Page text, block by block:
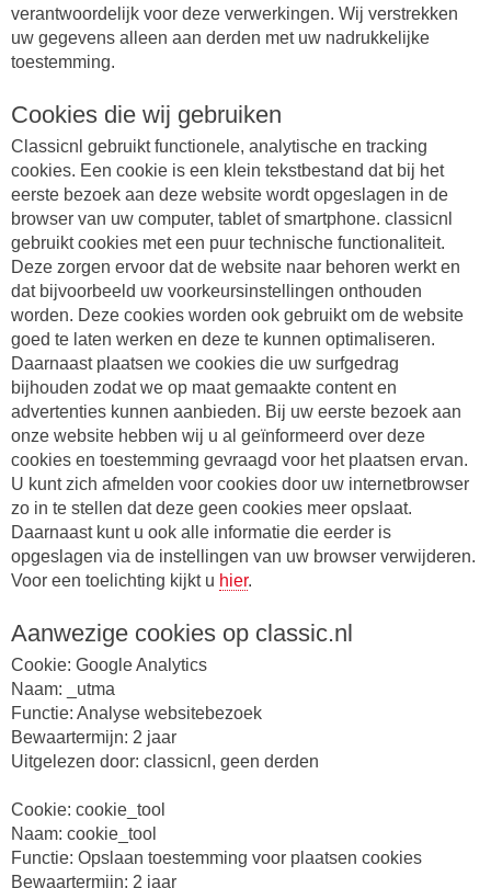
verantwoordelijk voor deze verwerkingen. Wij verstrekken
uw gegevens alleen aan derden met uw nadrukkelijke
toestemming.
Cookies die wij gebruiken
Classicnl gebruikt functionele, analytische en tracking
cookies. Een cookie is een klein tekstbestand dat bij het
eerste bezoek aan deze website wordt opgeslagen in de
browser van uw computer, tablet of smartphone. classicnl
gebruikt cookies met een puur technische functionaliteit.
Deze zorgen ervoor dat de website naar behoren werkt en
dat bijvoorbeeld uw voorkeursinstellingen onthouden
worden. Deze cookies worden ook gebruikt om de website
goed te laten werken en deze te kunnen optimaliseren.
Daarnaast plaatsen we cookies die uw surfgedrag
bijhouden zodat we op maat gemaakte content en
advertenties kunnen aanbieden. Bij uw eerste bezoek aan
onze website hebben wij u al geïnformeerd over deze
cookies en toestemming gevraagd voor het plaatsen ervan.
U kunt zich afmelden voor cookies door uw internetbrowser
zo in te stellen dat deze geen cookies meer opslaat.
Daarnaast kunt u ook alle informatie die eerder is
opgeslagen via de instellingen van uw browser verwijderen.
Voor een toelichting kijkt u hier.
Aanwezige cookies op classic.nl
Cookie: Google Analytics
Naam: _utma
Functie: Analyse websitebezoek
Bewaartermijn: 2 jaar
Uitgelezen door: classicnl, geen derden
Cookie: cookie_tool
Naam: cookie_tool
Functie: Opslaan toestemming voor plaatsen cookies
Bewaartermijn: 2 jaar